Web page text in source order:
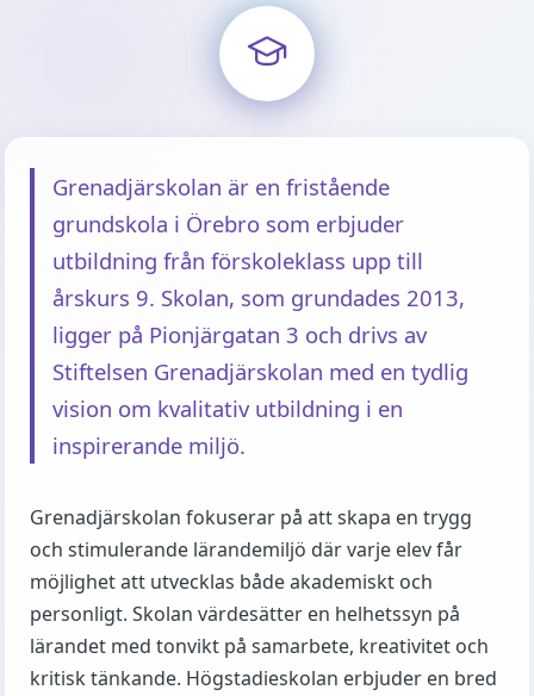
Grenadjärskolan är en fristående
grundskola i Örebro som erbjuder
utbildning från förskoleklass upp till
årskurs 9. Skolan, som grundades 2013,
ligger på Pionjärgatan 3 och drivs av
Stiftelsen Grenadjärskolan med en tydlig
vision om kvalitativ utbildning i en
inspirerande miljö.
Grenadjärskolan fokuserar på att skapa en trygg
och stimulerande lärandemiljö där varje elev får
möjlighet att utvecklas både akademiskt och
personligt. Skolan värdesätter en helhetssyn på
lärandet med tonvikt på samarbete, kreativitet och
kritisk tänkande. Högstadieskolan erbjuder en bred